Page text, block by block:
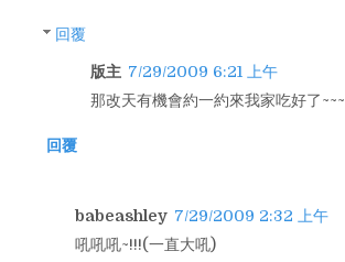
回覆
版主 7/29/2009 6:21 上午
那改天有機會約一約來我家吃好了~~~
回覆
babeashley 7/29/2009 2:32 上午
吼吼吼~!!!(一直大吼)